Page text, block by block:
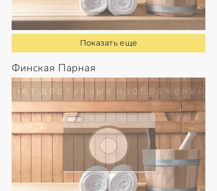
Показать еще
Финская Парная